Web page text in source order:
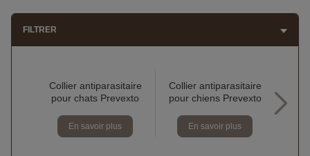
FILTRER
Collier antiparasitaire
pour chats Prevexto
En savoir plus
Collier antiparasitaire
pour chiens Prevexto
En savoir plus